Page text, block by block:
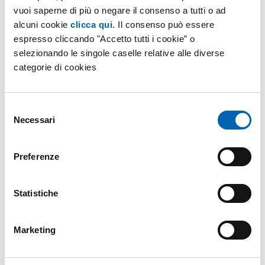
vuoi saperne di più o negare il consenso a tutti o ad
alcuni cookie clicca qui. Il consenso può essere
espresso cliccando "Accetto tutti i cookie” o
selezionando le singole caselle relative alle diverse
categorie di cookies
delNecessari
Preferenze
Statistiche
Marketing
diesel) a quelle a metano, a Gpl, elettriche o che
sfruttano la tecnologia ibrida.
Si ritiene che questo sia il momento ideale per
dell’emergenza smogche ha colpito e colpisce le
scandalo diesel
che, in parte, ancora si ripercuotono sul mercato
Le azioni dell’Esecutivo
sceglieranno di convertire la loro auto a carburanti
green, ci sarà il rafforzamento della rete